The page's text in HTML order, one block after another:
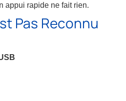
appui rapide ne fait rien.
Pas Reconnu